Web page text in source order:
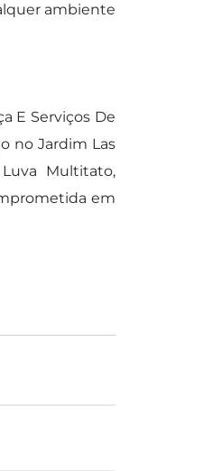
ambiente
E Serviços De
no Jardim Las
Multitato,
em